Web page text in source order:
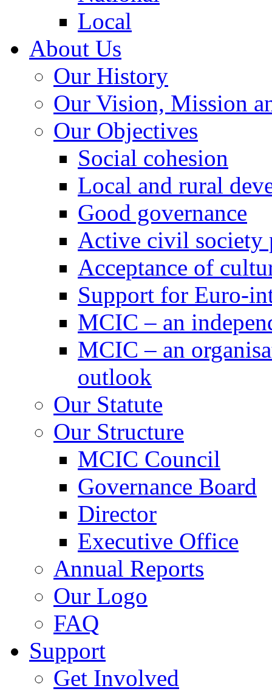
Local
About Us
Our History
Our Vision, Mission
Our Objectives
Social cohesion
Local and rural
Good governance
Active civil society
Acceptance of
Support for Euro-
MCIC – an
MCIC – an
outlook
Our Statute
Our Structure
MCIC Council
Governance Board
Director
Executive Office
Annual Reports
Our Logo
FAQ
Support
Get Involved